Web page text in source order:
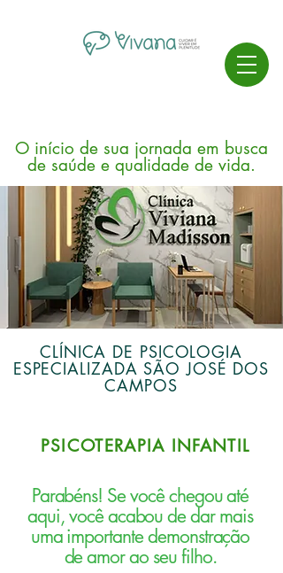
O início de sua jornada em busca
de saúde e qualidade de vida.
CLÍNICA DE PSICOLOGIA
ESPECIALIZADA SÃO JOSÉ DOS
CAMPOS
PSICOTERAPIA INFANTIL
Parabéns! Se você chegou até
aqui, você acabou de dar mais
uma importante demonstração
de amor ao seu filho.